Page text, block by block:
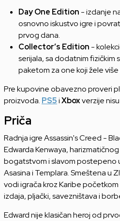
Day One Edition - izdanje
osnovno iskustvo igre i
prvog dana.
Collector’s Edition -
serijala, sa dodatnim fizičkim
paketom za one koji žele
Pre kupovine obavezno proveri
proizvoda. PS5iXboxverzije
Priča
Radnja igre Assassin's Creed -
Edwarda Kenwaya,
bogatstvom i slavom postepeno
Asasina i Templara. Smeštena u
vodi igrača kroz Karibe
izdaja, pljački, savezništava i
Edward nije klasičan heroj od